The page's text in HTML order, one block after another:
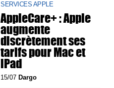
SERVICES APPLE
AppleCare+ : Apple
augmente
discrètement ses
tarifs pour Mac et
iPad
15/07 Dargo